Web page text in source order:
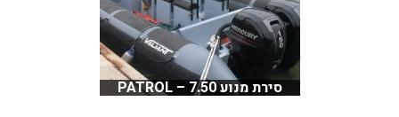
סירת מנוע PATROL – 7.50